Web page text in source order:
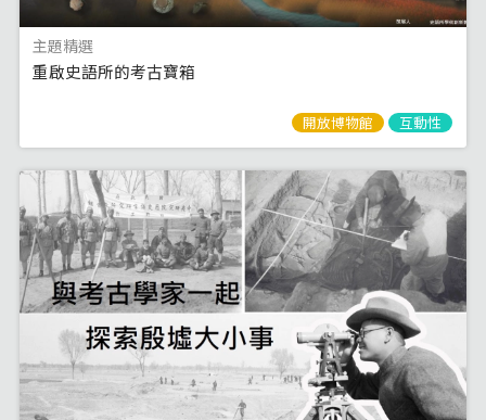
主題精選
重啟史語所的考古寶箱
開放博物館 互動性